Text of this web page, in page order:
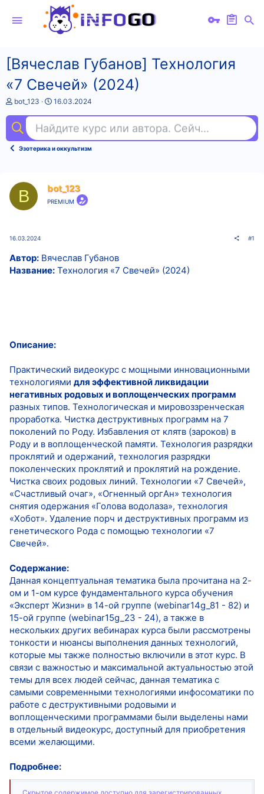
[Вячеслав Губанов] Технология
«7 Свечей» (2024)
А
т
о
т
bot_123
Д
а
н
а
а
16.03.2024
Найдите курс или автора. Сейчас ищут
Эзотерика и оккультизм
B bot_123
PREMIUM
16.03.2024 #1
Автор: Вячеслав Губанов
Название: Технология «7 Свечей» (2024)
Описание:
Практический видеокурс с мощными инновационными
технологиями для эффективной ликвидации
негативных родовых и воплощенческих программ
разных типов. Технологическая и мировоззренческая
проработка. Чистка деструктивных программ на 7
поколений по Роду. Избавления от клятв (зароков) в
Роду и в воплощенческой памяти. Технология разрядки
проклятий и одержаний, технология разрядки
поколенческих проклятий и проклятий на рождение.
Чистка своих родовых линий. Технологии «7 Свечей»,
«Счастливый очаг», «Огненный оргАн» технология
снятия одержания «Голова водолаза», технология
«Хобот». Удаление порч и деструктивных программ из
генетического Рода с помощью технологии «7
Свечей».
Содержание:
Данная концептуальная тематика была прочитана на 2-
ом и 1-ом курсе фундаментального курса обучения
«Эксперт Жизни» в 14-ой группе (webinar14g_81 - 82) и
15-ой группе (webinar15g_23 - 24), а также в
нескольких других вебинарах курса были рассмотрены
тонкости и нюансы выполнения данных технологий,
которые мы также полностью включили в этот курс. В
связи с важностью и максимальной актуальностью этой
темы для всех людей сейчас, данная тематика с
самыми современными технологиями инфосоматики по
работе с деструктивными родовыми и
воплощенческими программами были выделены нами
в отдельный видеокурс, доступный для приобретения
всеми желающими.
Подробнее: